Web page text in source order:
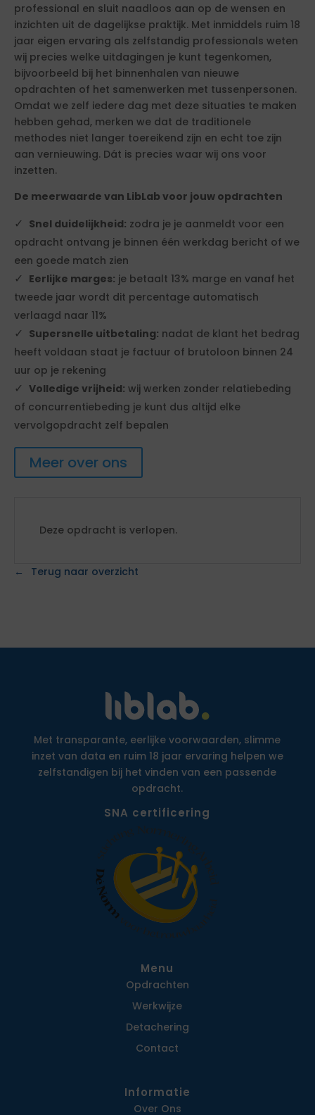
professional en sluit naadloos aan op de wensen en
inzichten uit de dagelijkse praktijk. Met inmiddels ruim 18
jaar eigen ervaring als zelfstandig professionals weten
wij precies welke uitdagingen je kunt tegenkomen,
bijvoorbeeld bij het binnenhalen van nieuwe
opdrachten of het samenwerken met tussenpersonen.
Omdat we zelf iedere dag met deze situaties te maken
hebben gehad, merken we dat de traditionele
methodes niet langer toereikend zijn en echt toe zijn
aan vernieuwing. Dát is precies waar wij ons voor
inzetten.
De meerwaarde van LibLab voor jouw opdrachten
Snel duidelijkheid: zodra je je aanmeldt voor een
opdracht ontvang je binnen één werkdag bericht of we
een goede match zien
Eerlijke marges: je betaalt 13% marge en vanaf het
tweede jaar wordt dit percentage automatisch
verlaagd naar 11%
Supersnelle uitbetaling: nadat de klant het bedrag
heeft voldaan staat je factuur of brutoloon binnen 24
uur op je rekening
Volledige vrijheid: wij werken zonder relatiebeding
of concurrentiebeding je kunt dus altijd elke
vervolgopdracht zelf bepalen
Meer over ons
Deze opdracht is verlopen.
Terug naar overzicht
Met transparante, eerlijke voorwaarden, slimme
inzet van data en ruim 18 jaar ervaring helpen we
zelfstandigen bij het vinden van een passende
opdracht.
SNA certificering
Menu
Opdrachten
Werkwijze
Detachering
Contact
Informatie
Over Ons